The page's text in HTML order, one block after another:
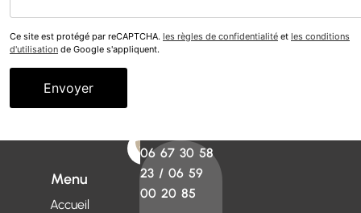
Ce site est protégé par reCAPTCHA. les règles de confidentialité et les conditions
d'utilisation de Google s'appliquent.
Menu
Accueil
06 67 30 58
23 /06 59
00 20 85